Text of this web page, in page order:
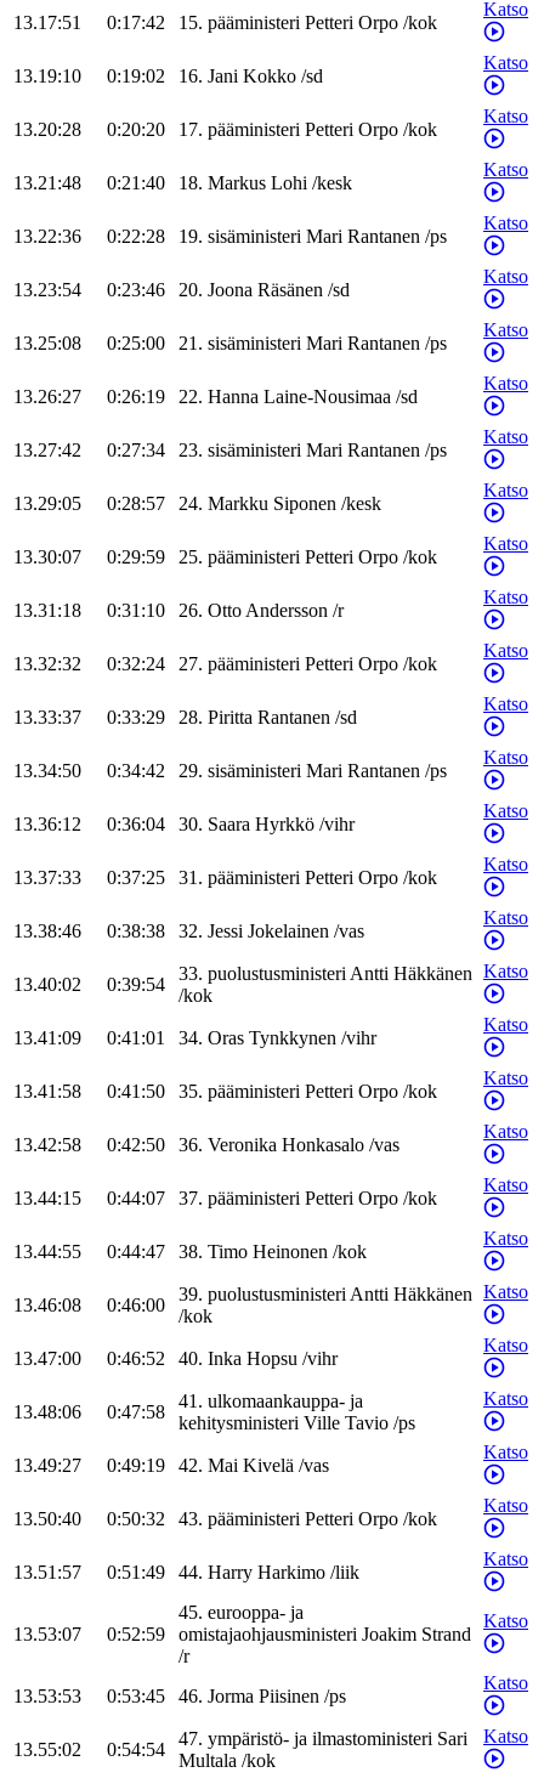
13.17:51 0:17:42 15. pääministeri Petteri Orpo /kok
Katso
13.19:10 0:19:02 16. Jani Kokko /sd
Katso
13.20:28 0:20:20 17. pääministeri Petteri Orpo /kok
Katso
13.21:48 0:21:40 18. Markus Lohi /kesk
Katso
13.22:36 0:22:28 19. sisäministeri Mari Rantanen /ps
Katso
13.23:54 0:23:46 20. Joona Räsänen /sd
Katso
13.25:08 0:25:00 21. sisäministeri Mari Rantanen /ps
Katso
13.26:27 0:26:19 22. Hanna Laine-Nousimaa /sd
Katso
13.27:42 0:27:34 23. sisäministeri Mari Rantanen /ps
Katso
13.29:05 0:28:57 24. Markku Siponen /kesk
Katso
13.30:07 0:29:59 25. pääministeri Petteri Orpo /kok
Katso
13.31:18 0:31:10 26. OttoAndersson /r
Katso
13.32:32 0:32:24 27. pääministeri Petteri Orpo /kok
Katso
13.33:37 0:33:29 28. Piritta Rantanen /sd
Katso
13.34:50 0:34:42 29. sisäministeri Mari Rantanen /ps
Katso
13.36:12 0:36:04 30. Saara Hyrkkö /vihr
Katso
13.37:33 0:37:25 31. pääministeri Petteri Orpo /kok
Katso
13.38:46 0:38:38 32. Jessi Jokelainen /vas
Katso
13.40:02 0:39:54
33. puolustusministeriAntti Häkkänen
/kok
Katso
13.41:09 0:41:01 34. Oras Tynkkynen /vihr
Katso
13.41:58 0:41:50 35. pääministeri Petteri Orpo /kok
Katso
13.42:58 0:42:50 36. Veronika Honkasalo /vas
Katso
13.44:15 0:44:07 37. pääministeri Petteri Orpo /kok
Katso
13.44:55 0:44:47 38. Timo Heinonen /kok
Katso
13.46:08 0:46:00
39. puolustusministeriAntti Häkkänen
/kok
Katso
13.47:00 0:46:52 40. Inka Hopsu /vihr
Katso
13.48:06 0:47:58
41. ulkomaankauppa- ja
kehitysministeri Ville Tavio /ps
Katso
13.49:27 0:49:19 42. Mai Kivelä /vas
Katso
13.50:40 0:50:32 43. pääministeri Petteri Orpo /kok
Katso
13.51:57 0:51:49 44. Harry Harkimo /liik
Katso
13.53:07 0:52:59
45. eurooppa- ja
omistajaohjausministeri Joakim Strand
/r
Katso
13.53:53 0:53:45 46. Jorma Piisinen /ps
Katso
13.55:02 0:54:54
47. ympäristö- ja ilmastoministeri Sari
Multala /kok
Katso